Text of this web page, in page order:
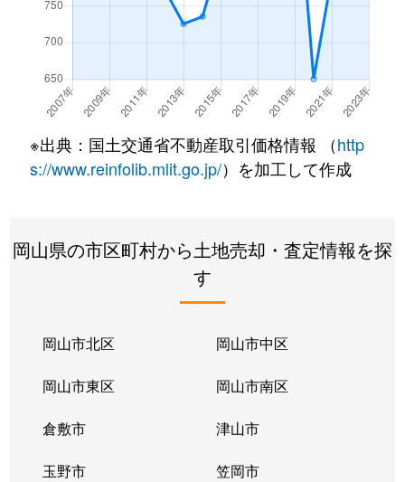
900万円
瀬戸町万富
280万円 万富
徒歩15
瀬戸町万富
1,000万円 万富
徒歩1分
瀬戸町万富
1,100万円 万富
徒歩12
中川町
740万円 大多羅
徒歩28
110万円
楢原
瀬戸
西平島
上道(岡山)
広谷
大多羅
広谷
1,500万円 大多羅
※出典：国土交通省不動産取引価格情報 （http
s://www.reinfolib.mlit.go.jp/）を加工して作成
岡山県の市区町村から土地売却・査定情報を探
す
岡山市北区 岡山市中区
岡山市東区 岡山市南区
倉敷市 津山市
玉野市 笠岡市